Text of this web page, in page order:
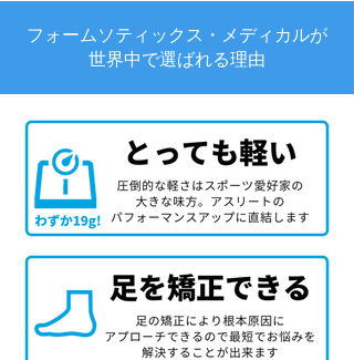
フォームソティックス・メディカルが
世界中で選ばれる理由